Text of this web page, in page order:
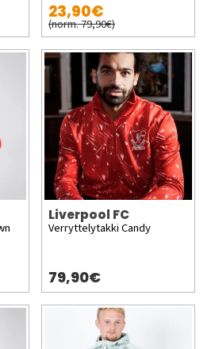
23,90€
(norm. 79,90€)
Liverpool FC
Verryttelytakki Candy
79,90€